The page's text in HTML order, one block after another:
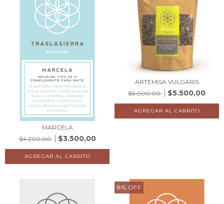
MARCELA
$4.200,00
$3.500,00
ARTEMISA VULGARIS
$6.000,00
$5.500,00
8% OFF